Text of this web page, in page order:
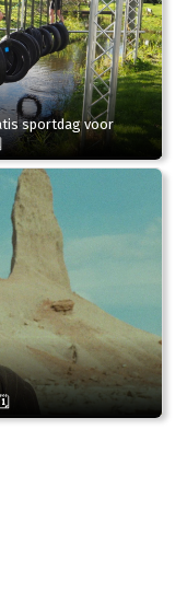
sportdag voor